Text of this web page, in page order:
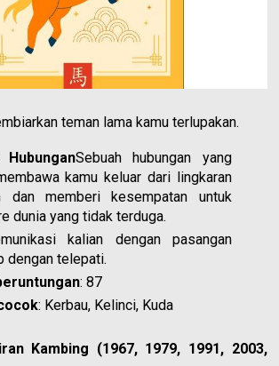
teman lama kamu terlupakan.
Sebuah hubungan yang
kamu keluar dari lingkaran
dan memberi kesempatan untuk
dunia yang tidak terduga.
kalian dengan pasangan
dengan telepati.
: 87
: Kerbau, Kelinci, Kuda
Kambing (1967, 1979, 1991, 2003,